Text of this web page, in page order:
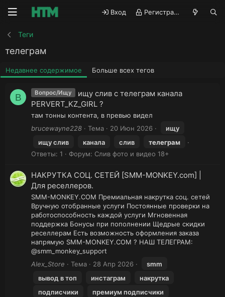
Вход Регистрация
Теги
телеграм
Недавнее содержимое Больше всех тегов
B Вопрос/Ищу
ищу слив с телеграм канала
PERVERT_KZ_GIRL ?
там тонны контента, в превью видел
brucewayne228
Тема 20 Июн 2026
ищу
ищу слив
канала слив
телеграм
Ответы: 1
Форум: Слив фото и видео 18+
НАКРУТКА СОЦ. СЕТЕЙ [SMM-MONKEY.com] |
Для реселлеров.
SMM-MONKEY.COM Премиальная накрутка соц. сетей
Вручную отобранные услуги Постоянные проверки на
работоспособность каждой услуги Мгновенная
поддержка Бонусы при пополнении Щедрые скидки
реселлерам Есть возможность оформления заказа
напрямую SMM-MONKEY.COM ? НАШ ТЕЛЕГРАМ:
@smm_monkey_support
Alex_Store
Тема 28 Апр 2026
smm
вывод в топ
инстаграм
накрутка
подписчики
премиум подписчики